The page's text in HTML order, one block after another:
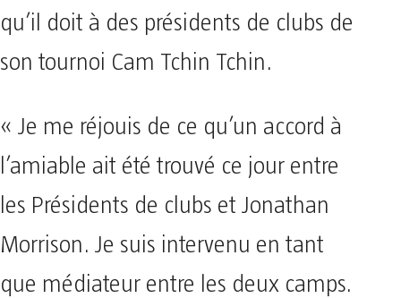
qu’il doit à des présidents de clubs de
son tournoi Cam Tchin Tchin.
« Je me réjouis de ce qu’un accord à
l’amiable ait été trouvé ce jour entre
les Présidents de clubs et Jonathan
Morrison. Je suis intervenu en tant
que médiateur entre les deux camps.